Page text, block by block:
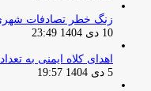
زنگ خطر تصادفات شهری
10 دی 1404 23:49
اهدای کلاه ایمنی به
5 دی 1404 19:57